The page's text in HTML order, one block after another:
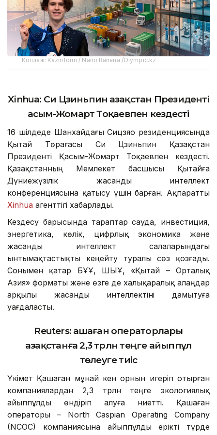
Коллаж: Kazinform / Nano Banana /Olympic.kz
Xinhua: Си Цзиньпин Қазақстан Президенті
Қасым-Жомарт Тоқаевпен кездесті
16 шілдеде Шанхайдағы Сицзяо резиденциясында
Қытай Төрағасы Си Цзиньпин Қазақстан
Президенті Қасым-Жомарт Тоқаевпен кездесті.
Қазақстанның Мемлекет басшысы Қытайға
Дүниежүзілік жасанды интеллект
конференциясына қатысу үшін барған. Ақпаратты
Xinhua агенттігі хабарлады.
Кездесу барысында тараптар сауда, инвестиция,
энергетика, көлік, цифрлық экономика және
жасанды интеллект салаларындағы
ынтымақтастықты кеңейту туралы сөз қозғады.
Сонымен қатар БҰҰ, ШЫҰ, «Қытай – Орталық
Азия» форматы және өзге де халықаралық алаңдар
арқылы жасанды интеллектіні дамытуға
уағдаласты.
Reuters: Қашаған операторлары
Қазақстанға 2,3 трлн теңге айыппұл
төлеуге тиіс
Үкімет Қашаған мұнай кен орнын игеріп отырған
компаниялардан 2,3 трлн теңге экологиялық
айыппұлды өндіріп алуға ниетті. Қашаған
операторы – North Caspian Operating Company
(NCOC) компаниясына айыппұлды ерікті түрде